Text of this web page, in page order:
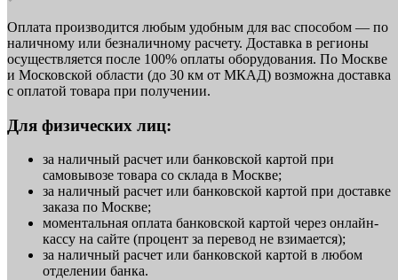
Оплата производится любым удобным для вас способом — по
наличному или безналичному расчету. Доставка в регионы
осуществляется после 100% оплаты оборудования. По Москве
и Московской области (до 30 км от МКАД) возможна доставка
с оплатой товара при получении.
Для физических лиц:
за наличный расчет или банковской картой при
самовывозе товара со склада в Москве;
за наличный расчет или банковской картой при доставке
заказа по Москве;
моментальная оплата банковской картой через онлайн-
кассу на сайте (процент за перевод не взимается);
за наличный расчет или банковской картой в любом
отделении банка.